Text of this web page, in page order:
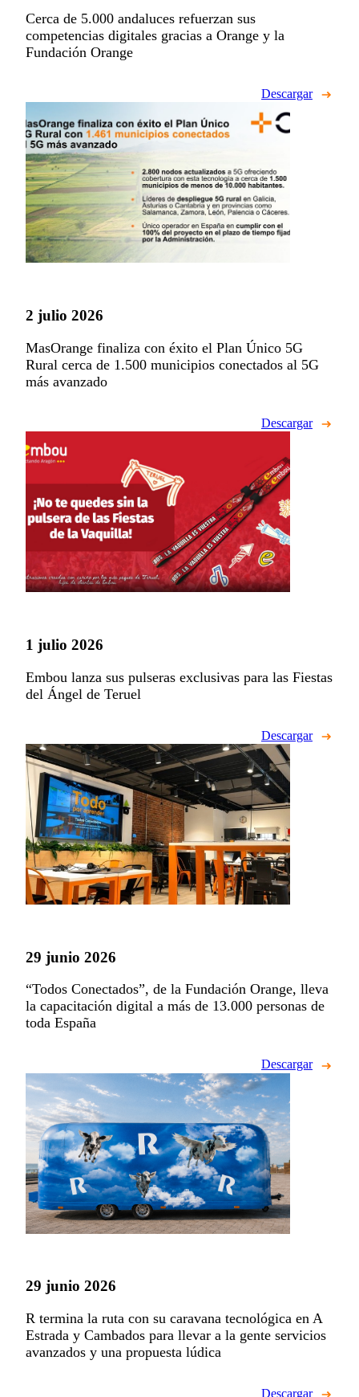
Cerca de 5.000 andaluces refuerzan sus
competencias digitales gracias a Orange y la
Fundación Orange
Descargar
2 julio 2026
MasOrange finaliza con éxito el Plan Único 5G
Rural cerca de 1.500 municipios conectados al 5G
más avanzado
Descargar
1 julio 2026
Embou lanza sus pulseras exclusivas para las Fiestas
del Ángel de Teruel
Descargar
29 junio 2026
“Todos Conectados”, de la Fundación Orange, lleva
la capacitación digital a más de 13.000 personas de
toda España
Descargar
29 junio 2026
R termina la ruta con su caravana tecnológica en A
Estrada y Cambados para llevar a la gente servicios
avanzados y una propuesta lúdica
Descargar